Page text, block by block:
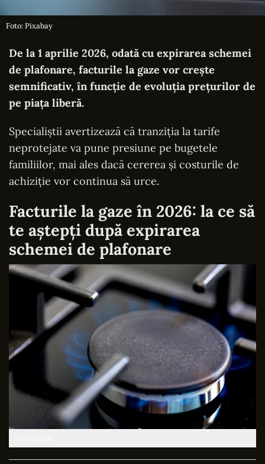
Foto: Pixabay
De la 1 aprilie 2026, odată cu expirarea schemei
de plafonare, facturile la gaze vor crește
semnificativ, în funcție de evoluția prețurilor de
pe piața liberă.
Specialiștii avertizează că tranziția la tarife
neprotejate va pune presiune pe bugetele
familiilor, mai ales dacă cererea și costurile de
achiziție vor continua să urce.
Facturile la gaze în 2026: la ce să
te aștepți după expirarea
schemei de plafonare